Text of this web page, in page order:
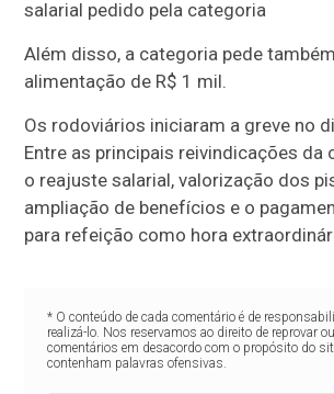
salarial pedido pela categoria
Além disso, a categoria pede
alimentação de R$ 1 mil.
Os rodoviários iniciaram a greve no
Entre as principais reivindicações da
o reajuste salarial, valorização dos
ampliação de benefícios e o
para refeição como hora
* O conteúdo de cada comentário é de
realizá-lo. Nos reservamos ao direito de reprovar
comentários em desacordo com o propósito do
contenham palavras ofensivas.